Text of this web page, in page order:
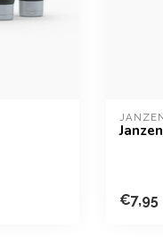
€7,95